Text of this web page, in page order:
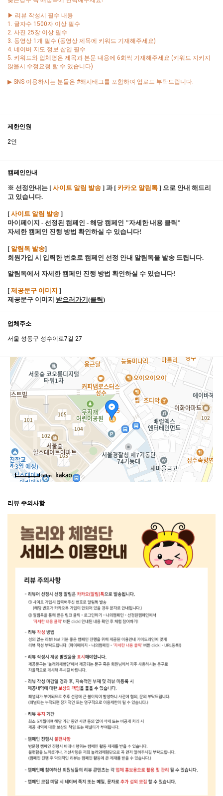
▶ 리뷰 작성시 필수 내용
1. 글자수 1500자 이상 필수
2. 사진 25장 이상 필수
3. 동영상 1개 필수 (동영상 제목에 키워드 기재해주세요)
4. 네이버 지도 정보 삽입 필수
5. 키워드와 업체명은 제목과 본문 내용에 6회씩 기재해주세요 (키워드 지키지
않을시 수정요청 할 수 있습니다)
▶ SNS 이용하시는 분들은 #해시태그를 포함하여 업로드 부탁드립니다.
제한인원
2인
캠페인안내
※ 선정안내는 [ 사이트 알림 발송 ] 과 [ 카카오 알림톡 ] 으로 안내 해드리
고 있습니다.
[ 사이트 알림 발송 ]
마이페이지 - 선정된 캠페인 - 해당 캠페인 "자세한 내용 클릭"
자세한 캠페인 진행 방법 확인하실 수 있습니다!
[ 알림톡 발송]
회원가입 시 입력한 번호로 캠페인 선정 안내 알림톡을 발송 드립니다.
알림톡에서 자세한 캠페인 진행 방법 확인하실 수 있습니다!
[ 제공문구 이미지 ]
제공문구 이미지 받으러가기(클릭)
업체주소
서울 성동구 성수이로7길 27
50m
리뷰 주의사항